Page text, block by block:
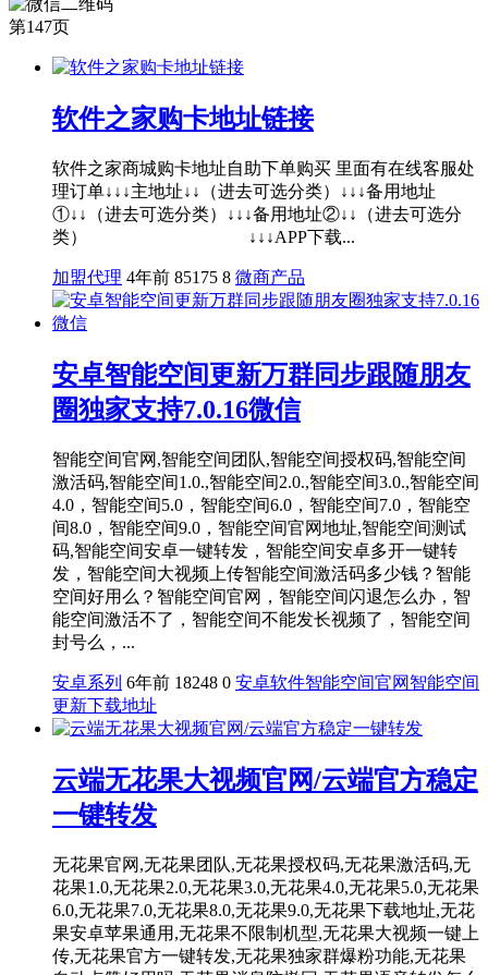
第147页
软件之家购卡地址链接
软件之家商城购卡地址自助下单购买 里面有在线客服处
理订单↓↓↓主地址↓↓（进去可选分类）↓↓↓备用地址
①↓↓（进去可选分类）↓↓↓备用地址②↓↓（进去可选分
类） ↓↓↓APP下载...
加盟代理 4年前 85175 8 微商产品
安卓智能空间更新万群同步跟随朋友
圈独家支持7.0.16微信
智能空间官网,智能空间团队,智能空间授权码,智能空间
激活码,智能空间1.0.,智能空间2.0.,智能空间3.0.,智能空间
4.0，智能空间5.0，智能空间6.0，智能空间7.0，智能空
间8.0，智能空间9.0，智能空间官网地址,智能空间测试
码,智能空间安卓一键转发，智能空间安卓多开一键转
发，智能空间大视频上传智能空间激活码多少钱？智能
空间好用么？智能空间官网，智能空间闪退怎么办，智
能空间激活不了，智能空间不能发长视频了，智能空间
封号么，...
安卓系列 6年前 18248 0 安卓软件智能空间官网 智能空间
更新下载地址
云端无花果大视频官网/云端官方稳定
一键转发
无花果官网,无花果团队,无花果授权码,无花果激活码,无
花果1.0,无花果2.0,无花果3.0,无花果4.0,无花果5.0,无花果
6.0,无花果7.0,无花果8.0,无花果9.0,无花果下载地址,无花
果安卓苹果通用,无花果不限制机型,无花果大视频一键上
传,无花果官方一键转发,无花果独家群爆粉功能,无花果